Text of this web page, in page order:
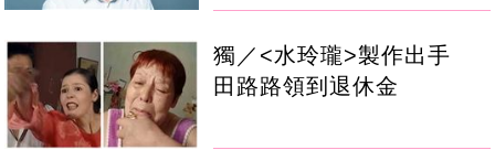
獨／<水玲瓏>製作出手
田路路領到退休金